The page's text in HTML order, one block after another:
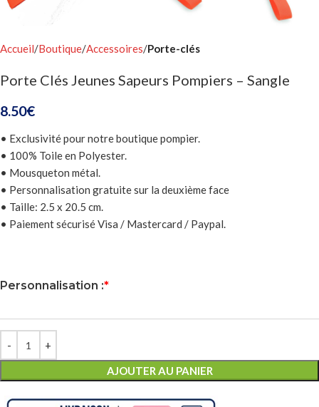
Accueil Boutique Accessoires Porte-clés
Porte Clés Jeunes Sapeurs Pompiers – Sangle
8.50€
• Exclusivité pour notre boutique pompier.
• 100% Toile en Polyester.
• Mousqueton métal.
• Personnalisation gratuite sur la deuxième face
• Taille: 2.5 x 20.5 cm.
• Paiement sécurisé Visa / Mastercard / Paypal.
*
Personnalisation :
AJOUTER AU PANIER